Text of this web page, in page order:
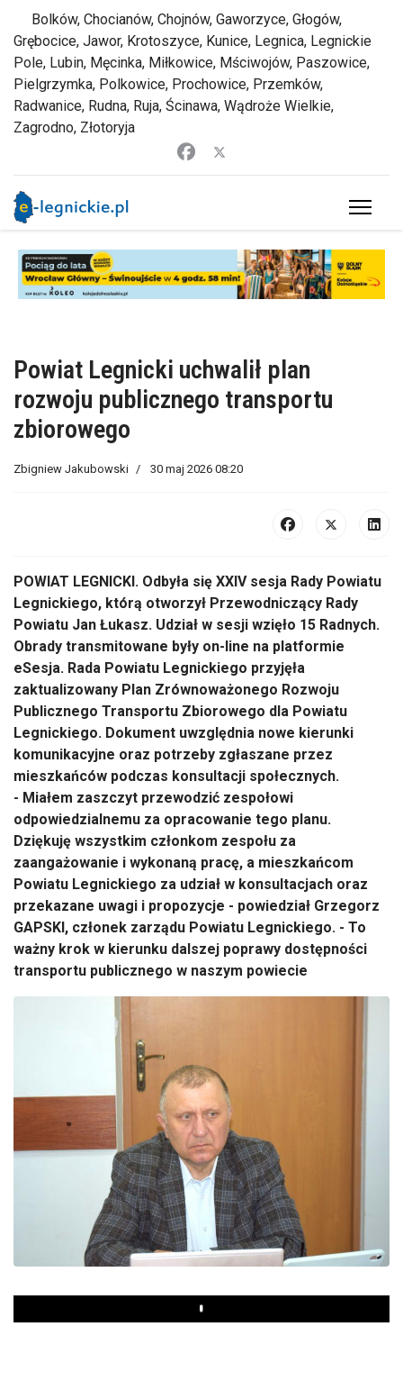
Bolków, Chocianów, Chojnów, Gaworzyce, Głogów,
Grębocice, Jawor, Krotoszyce, Kunice, Legnica, Legnickie
Pole, Lubin, Męcinka, Miłkowice, Mściwojów, Paszowice,
Pielgrzymka, Polkowice, Prochowice, Przemków,
Radwanice, Rudna, Ruja, Ścinawa, Wądroże Wielkie,
Zagrodno, Złotoryja
Powiat Legnicki uchwalił plan
rozwoju publicznego transportu
zbiorowego
Zbigniew Jakubowski 30 maj 2026 08:20
POWIAT LEGNICKI. Odbyła się XXIV sesja Rady Powiatu
Legnickiego, którą otworzył Przewodniczący Rady
Powiatu Jan Łukasz. Udział w sesji wzięło 15 Radnych.
Obrady transmitowane były on-line na platformie
eSesja. Rada Powiatu Legnickiego przyjęła
zaktualizowany Plan Zrównoważonego Rozwoju
Publicznego Transportu Zbiorowego dla Powiatu
Legnickiego. Dokument uwzględnia nowe kierunki
komunikacyjne oraz potrzeby zgłaszane przez
mieszkańców podczas konsultacji społecznych.
- Miałem zaszczyt przewodzić zespołowi
odpowiedzialnemu za opracowanie tego planu.
Dziękuję wszystkim członkom zespołu za
zaangażowanie i wykonaną pracę, a mieszkańcom
Powiatu Legnickiego za udział w konsultacjach oraz
przekazane uwagi i propozycje - powiedział Grzegorz
GAPSKI, członek zarządu Powiatu Legnickiego. - To
ważny krok w kierunku dalszej poprawy dostępności
transportu publicznego w naszym powiecie
Play